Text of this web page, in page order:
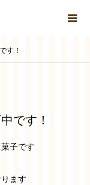
す！
です！
子です
ます